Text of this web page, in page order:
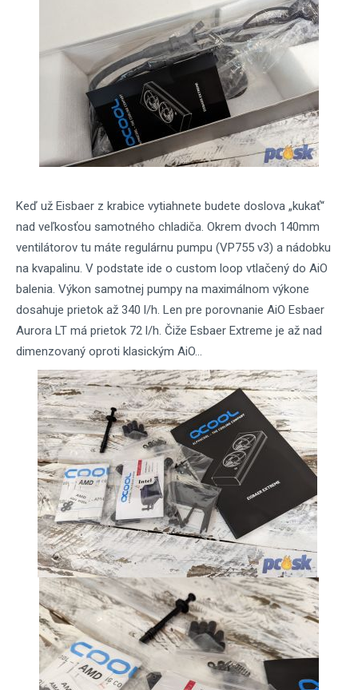
Keď už Eisbaer z krabice vytiahnete budete doslova „kukať“
nad veľkosťou samotného chladiča. Okrem dvoch 140mm
ventilátorov tu máte regulárnu pumpu (VP755 v3) a nádobku
na kvapalinu. V podstate ide o custom loop vtlačený do AiO
balenia. Výkon samotnej pumpy na maximálnom výkone
dosahuje prietok až 340 l/h. Len pre porovnanie AiO Esbaer
Aurora LT má prietok 72 l/h. Čiže Esbaer Extreme je až nad
dimenzovaný oproti klasickým AiO...